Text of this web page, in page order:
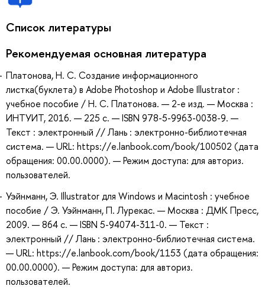
Список литературы
Рекомендуемая основная литература
Платонова, Н. С. Создание информационного
листка(буклета) в Adobe Photoshop и Adobe Illustrator :
учебное пособие / Н. С. Платонова. — 2-е изд. — Москва :
ИНТУИТ, 2016. — 225 с. — ISBN 978-5-9963-0038-9. —
Текст : электронный // Лань : электронно-библиотечная
система. — URL: https://e.lanbook.com/book/100502 (дата
обращения: 00.00.0000). — Режим доступа: для авториз.
пользователей.
Уэйнманн, Э. Illustrator для Windows и Macintosh : учебное
пособие / Э. Уэйнманн, П. Лурекас. — Москва : ДМК Пресс,
2009. — 864 с. — ISBN 5-94074-311-0. — Текст :
электронный // Лань : электронно-библиотечная система.
— URL: https://e.lanbook.com/book/1153 (дата обращения:
00.00.0000). — Режим доступа: для авториз.
пользователей.